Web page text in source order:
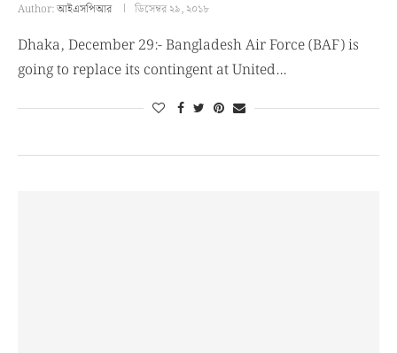
Author:আইএসপিআর ডিসেম্বর ২৯, ২০১৮
Dhaka, December 29:- Bangladesh Air Force (BAF) is
going to replace its contingent at United…